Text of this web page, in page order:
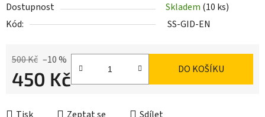
Dostupnost Skladem (10 ks)
Kód:
SS-GID-EN
500 Kč –10 %
450 Kč DO KOŠÍKU